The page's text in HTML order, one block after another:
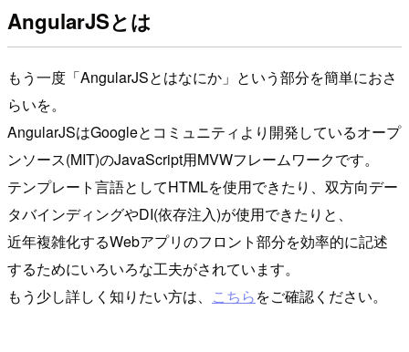
AngularJSとは
もう一度「AngularJSとはなにか」という部分を簡単におさ
らいを。
AngularJSはGoogleとコミュニティより開発しているオープ
ンソース(MIT)のJavaScript用MVWフレームワークです。
テンプレート言語としてHTMLを使用できたり、双方向デー
タバインディングやDI(依存注入)が使用できたりと、
近年複雑化するWebアプリのフロント部分を効率的に記述
するためにいろいろな工夫がされています。
もう少し詳しく知りたい方は、 こちらをご確認ください。